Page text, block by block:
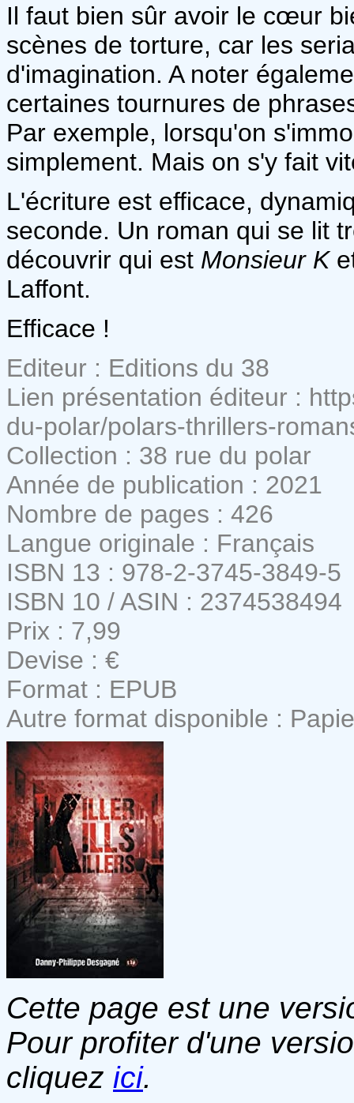
Il faut bien sûr avoir le cœur
scènes de torture, car les
d'imagination. A noter
certaines tournures de
Par exemple, lorsqu'on
simplement. Mais on s'y fait
L'écriture est efficace,
seconde. Un roman qui se lit
découvrir qui est Monsieur K
Laffont.
Efficace !
Editeur : Editions du 38
Lien présentation éditeur :
du-polar/polars-thrillers-
Collection : 38 rue du polar
Année de publication : 2021
Nombre de pages : 426
Langue originale : Français
ISBN 13 : 978-2-3745-3849-5
ISBN 10 / ASIN : 2374538494
Prix : 7,99
Devise : €
Format : EPUB
Autre format disponible :
Cette page est une
Pour profiter d'une
cliquez ici.